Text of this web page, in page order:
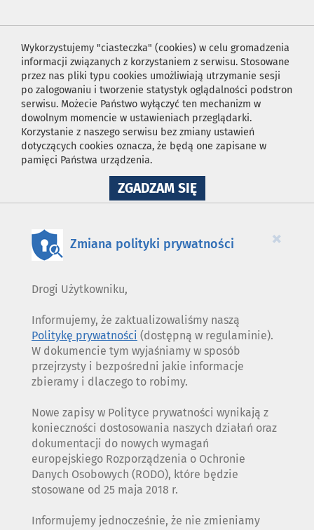
Wykorzystujemy "ciasteczka" (cookies) w celu gromadzenia
informacji związanych z korzystaniem z serwisu. Stosowane
przez nas pliki typu cookies umożliwiają utrzymanie sesji
po zalogowaniu i tworzenie statystyk oglądalności podstron
serwisu. Możecie Państwo wyłączyć ten mechanizm w
dowolnym momencie w ustawieniach przeglądarki.
Korzystanie z naszego serwisu bez zmiany ustawień
dotyczących cookies oznacza, że będą one zapisane w
pamięci Państwa urządzenia.
ZGADZAM SIĘNA
WYKORZYSTANIE
×
Zmiana polityki prywatności
Drogi Użytkowniku,
Informujemy, że zaktualizowaliśmy naszą
Politykę prywatności (dostępną w regulaminie).
W dokumencie tym wyjaśniamy w sposób
przejrzysty i bezpośredni jakie informacje
zbieramy i dlaczego to robimy.
Nowe zapisy w Polityce prywatności wynikają z
konieczności dostosowania naszych działań oraz
dokumentacji do nowych wymagań
europejskiego Rozporządzenia o Ochronie
Danych Osobowych (RODO), które będzie
stosowane od 25 maja 2018 r.
Informujemy jednocześnie, że nie zmieniamy